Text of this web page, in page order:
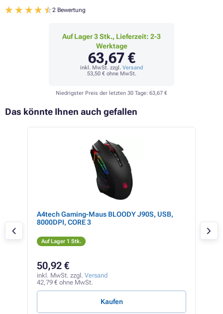
2 Bewertung
Auf Lager 3 Stk., Lieferzeit: 2-3
Werktage
63,67 €
inkl. MwSt. zzgl. Versand
53,50 €ohne MwSt.
Niedrigster Preis der letzten 30 Tage: 63,67 €
Das könnte Ihnen auch gefallen
A4tech Gaming-Maus BLOODY J90S, USB,
8000DPI, CORE 3
Auf Lager 1 Stk.
50,92 €
inkl. MwSt. zzgl. Versand
42,79 € ohne MwSt.
Kaufen